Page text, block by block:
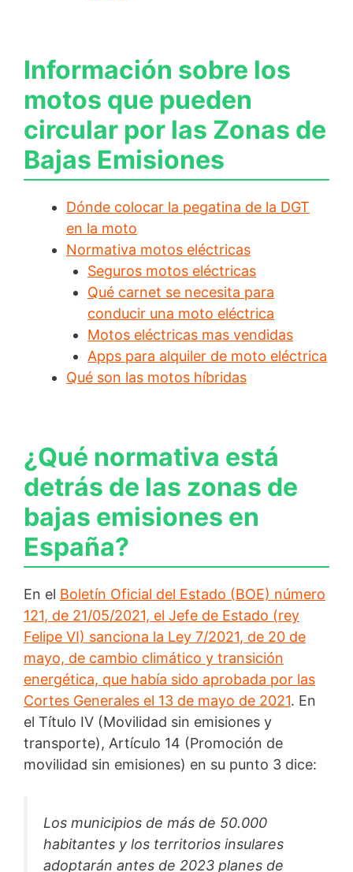
Información sobre los
motos que pueden
circular por las Zonas de
Bajas Emisiones
Dónde colocar la pegatina de la DGT
en la moto
Normativa motos eléctricas
Seguros motos eléctricas
Qué carnet se necesita para
conducir una moto eléctrica
Motos eléctricas mas vendidas
Apps para alquiler de moto eléctrica
Qué son las motos híbridas
¿Qué normativa está
detrás de las zonas de
bajas emisiones en
España?
En el Boletín Oficial del Estado (BOE) número
121, de 21/05/2021, el Jefe de Estado (rey
Felipe VI) sanciona la Ley 7/2021, de 20 de
mayo, de cambio climático y transición
energética, que había sido aprobada por las
Cortes Generales el 13 de mayo de 2021. En
el Título IV (Movilidad sin emisiones y
transporte), Artículo 14 (Promoción de
movilidad sin emisiones) en su punto 3 dice:
Los municipios de más de 50.000
habitantes y los territorios insulares
adoptarán antes de 2023 planes de